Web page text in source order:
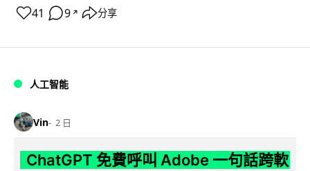
41 9 ↗ 分享
人工智能
Vin 2 日
ChatGPT 免費呼叫 Adobe 一句話跨軟